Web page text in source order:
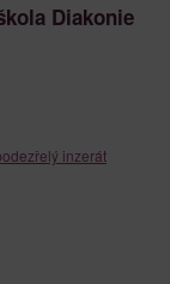
Diakonie
inzerát